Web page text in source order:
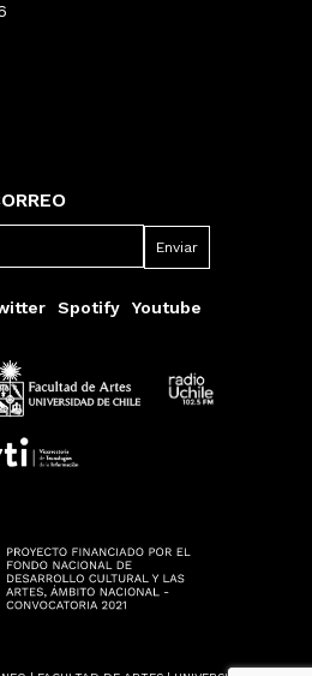
Spotify Youtube